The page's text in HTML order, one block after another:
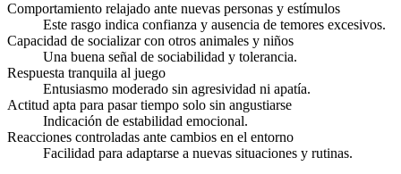
Comportamiento relajado ante nuevas personas y estímulos
Este rasgo indica confianza y ausencia de temores excesivos.
Capacidad de socializar con otros animales y niños
Una buena señal de sociabilidad y tolerancia.
Respuesta tranquila al juego
Entusiasmo moderado sin agresividad ni apatía.
Actitud apta para pasar tiempo solo sin angustiarse
Indicación de estabilidad emocional.
Reacciones controladas ante cambios en el entorno
Facilidad para adaptarse a nuevas situaciones y rutinas.